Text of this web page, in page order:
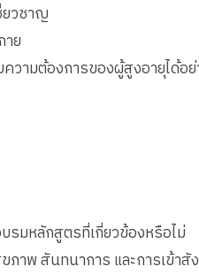
ยวชาญ
ย
วามต้องการของผู้สูงอายุได้อ
มหลักสูตรที่เกี่ยวข้องหรือไม่
าพ สันทนาการ และการเข้า